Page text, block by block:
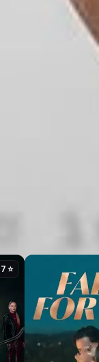
⭐ 6.7